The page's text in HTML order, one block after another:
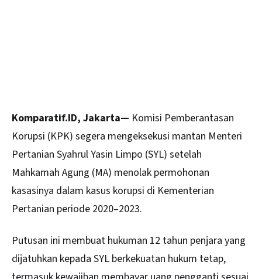
Komparatif.ID, Jakarta— Komisi Pemberantasan
Korupsi (KPK) segera mengeksekusi mantan Menteri
Pertanian Syahrul Yasin Limpo (SYL) setelah
Mahkamah Agung (MA) menolak permohonan
kasasinya dalam kasus korupsi di Kementerian
Pertanian periode 2020–2023.
Putusan ini membuat hukuman 12 tahun penjara yang
dijatuhkan kepada SYL berkekuatan hukum tetap,